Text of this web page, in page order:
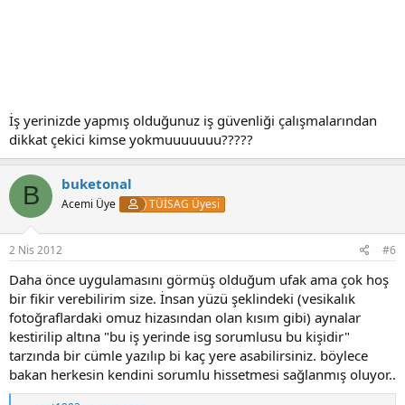
İş yerinizde yapmış olduğunuz iş güvenliği çalışmalarından
dikkat çekici kimse yokmuuuuuuu?????
B buketonal
Acemi Üye TÜİSAG Üyesi
2 Nis 2012 #6
Daha önce uygulamasını görmüş olduğum ufak ama çok hoş
bir fikir verebilirim size. İnsan yüzü şeklindeki (vesikalık
fotoğraflardaki omuz hizasından olan kısım gibi) aynalar
kestirilip altına "bu iş yerinde isg sorumlusu bu kişidir"
tarzında bir cümle yazılıp bi kaç yere asabilirsiniz. böylece
bakan herkesin kendini sorumlu hissetmesi sağlanmış oluyor..